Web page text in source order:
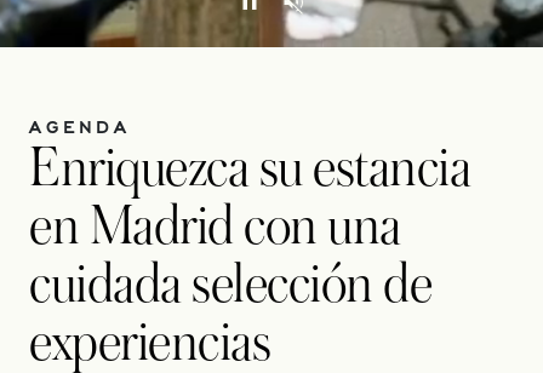
AGENDA
Enriquezca su estancia
en Madrid con una
cuidada selección de
experiencias